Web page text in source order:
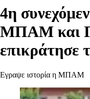
4η
ΜΠΑΜ και
Εγραψε ιστορία η ΜΠΑΜ